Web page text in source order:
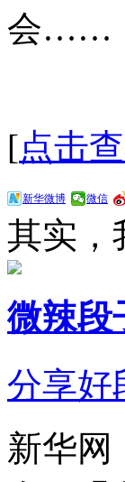
会……
[点击
新华微博 微信
其实，
微辣段
分享好
新华网